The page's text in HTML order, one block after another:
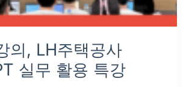
의, LH주택공사
실무 활용 특강